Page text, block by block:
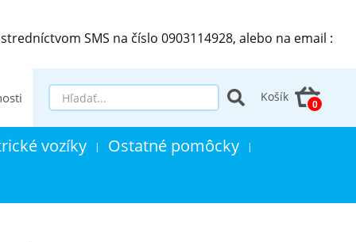
SMS na číslo 0903114928, alebo na email :
Košík
vozíky | Ostatné pomôcky |